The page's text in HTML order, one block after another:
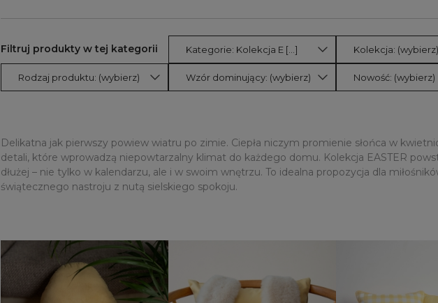
Kategorie: Kolekcja E [...] Kolekcja: (wybierz)
Rodzaj produktu: (wybierz) Wzór dominujący: (wybierz) Nowość: (wybierz)
Delikatna jak pierwszy powiew wiatru po zimie. Ciepła niczym promienie słońca w
detali, które wprowadzą niepowtarzalny klimat do każdego domu. Kolekcja EASTER
dłużej – nie tylko w kalendarzu, ale i w swoim wnętrzu. To idealna propozycja dla
świątecznego nastroju z nutą sielskiego spokoju.